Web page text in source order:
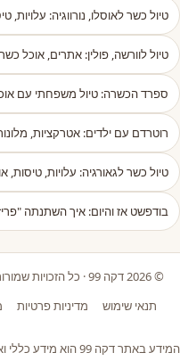
טיול כשר לאוסלו, נורווגיה: עלויות,
טיול לוורשה, פולין: אתרים, אוכל כשר
ספרד הכשרה: טיול משפחתי עם
רוטרדם עם ילדים: אטרקציות,
טיול כשר לגאורגיה: עלויות, טיסות,
בודפשט אז והיום: איך השתנתה
© 2026 דקה 99 · כל הזכויות שמורות
תנאי שימוש
מדיניות פרטיות
המידע באתר דקה 99